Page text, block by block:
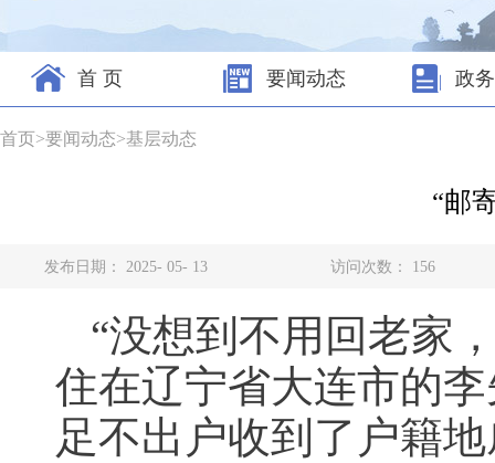
首 页 要闻动态 政
首页>要闻动态>基层动态
“邮
发布日期： 2025- 05- 13 访问次数： 156
“没想到不用回老家
住在辽宁省大连市的
足不出户收到了户籍